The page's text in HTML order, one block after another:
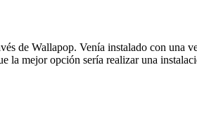
de Wallapop. Venía instalado con
la mejor opción sería realizar una